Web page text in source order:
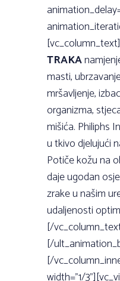
[vc_column_text]
TRAKA
masti,
mršavljenje,
organizma,
mišića. Philiphs
u tkivo djelujući
Potiče kožu na
daje ugodan
zrake u našim
udaljenosti
[/
[/
[/
width=”1/